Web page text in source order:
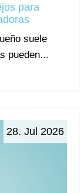
para
suele
pueden...
28. Jul 2026